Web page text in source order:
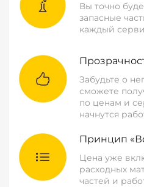
Вы точно
запасные
каждый
Забудьте о
сможете
по ценам и
начнутся
Принцип
Цена уже
расходных
частей и